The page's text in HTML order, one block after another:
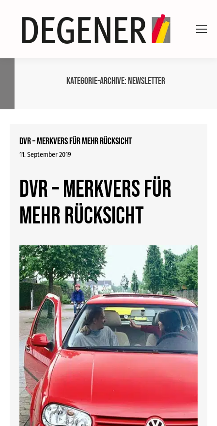
Kategorie-Archive:Newsletter
DVR – Merkvers für mehr Rücksicht
11. September 2019
DVR – Merkvers für
mehr Rücksicht